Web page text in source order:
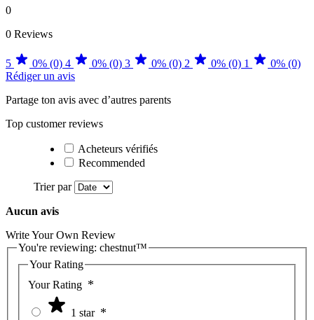
0
0 Reviews
5 0% (0) 4 0% (0) 3 0% (0) 2 0% (0) 1
0% (0)
Rédiger un avis
Partage ton avis avec d’autres parents
Top customer reviews
Acheteurs vérifiés
Recommended
Trier par
Aucun avis
Write Your Own Review
You're reviewing: chestnut™
Your Rating
Your Rating
1 star